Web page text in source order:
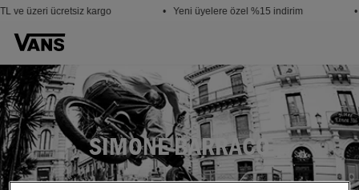
ve üzeri ücretsiz kargo • Yeni üyelere özel %15 indirim
SIMONE BARRACO